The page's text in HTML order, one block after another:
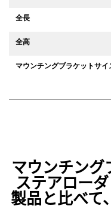
全長
全高
マウンチングブラケットサイ
マウンチング
ステアロー
製品と比べて